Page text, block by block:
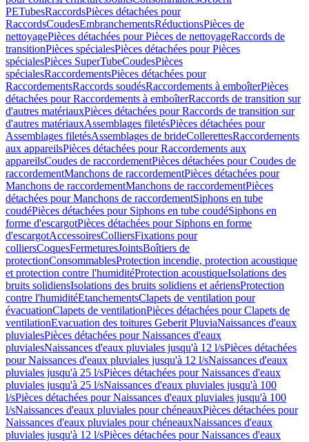
PETubesRaccordsPièces détachées pour
RaccordsCoudesEmbranchementsRéductionsPièces de
nettoyagePièces détachées pour Pièces de nettoyageRaccords de
transitionPièces spécialesPièces détachées pour Pièces
spécialesPièces SuperTubeCoudesPièces
spécialesRaccordementsPièces détachées pour
RaccordementsRaccords soudésRaccordements à emboîterPièces
détachées pour Raccordements à emboîterRaccords de transition sur
d'autres matériauxPièces détachées pour Raccords de transition sur
d'autres matériauxAssemblages filetésPièces détachées pour
Assemblages filetésAssemblages de brideCollerettesRaccordements
aux appareilsPièces détachées pour Raccordements aux
appareilsCoudes de raccordementPièces détachées pour Coudes de
raccordementManchons de raccordementPièces détachées pour
Manchons de raccordementManchons de raccordementPièces
détachées pour Manchons de raccordementSiphons en tube
coudéPièces détachées pour Siphons en tube coudéSiphons en
forme d'escargotPièces détachées pour Siphons en forme
d'escargotAccessoiresColliersFixations pour
colliersCoquesFermeturesJointsBoîtiers de
protectionConsommablesProtection incendie, protection acoustique
et protection contre l'humiditéProtection acoustiqueIsolations des
bruits solidiensIsolations des bruits solidiens et aériensProtection
contre l'humiditéEtanchementsClapets de ventilation pour
évacuationClapets de ventilationPièces détachées pour Clapets de
ventilationEvacuation des toitures Geberit PluviaNaissances d'eaux
pluvialesPièces détachées pour Naissances d'eaux
pluvialesNaissances d'eaux pluviales jusqu'à 12 l/sPièces détachées
pour Naissances d'eaux pluviales jusqu'à 12 l/sNaissances d'eaux
pluviales jusqu'à 25 l/sPièces détachées pour Naissances d'eaux
pluviales jusqu'à 25 l/sNaissances d'eaux pluviales jusqu'à 100
l/sPièces détachées pour Naissances d'eaux pluviales jusqu'à 100
l/sNaissances d'eaux pluviales pour chéneauxPièces détachées pour
Naissances d'eaux pluviales pour chéneauxNaissances d'eaux
pluviales jusqu'à 12 l/sPièces détachées pour Naissances d'eaux